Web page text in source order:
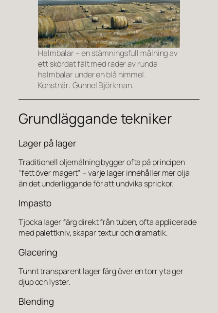
Halmbalar – en stämningsfull målning av
ett skördat fält med rader av runda
halmbalar under en blå himmel.
Konstnär: Gunnel Björkman.
Grundläggande tekniker
Lager på lager
Traditionell oljemålning bygger ofta på principen
“fett över magert” – varje lager innehåller mer olja
än det underliggande för att undvika sprickor.
Impasto
Tjocka lager färg direkt från tuben, ofta applicerade
med palettkniv, skapar textur och dramatik.
Glacering
Tunnt transparent lager färg över en torr yta ger
djup och lyster.
Blending